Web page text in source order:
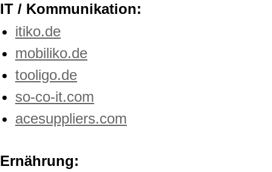
IT / Kommunikation:
itiko.de
mobiliko.de
tooligo.de
so-co-it.com
acesuppliers.com
Ernährung: